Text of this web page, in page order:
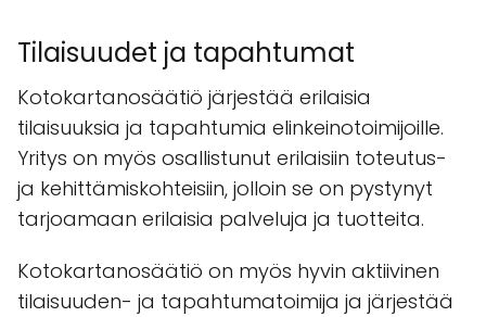
Tilaisuudet ja tapahtumat
Kotokartanosäätiö järjestää erilaisia
tilaisuuksia ja tapahtumia elinkeinotoimijoille.
Yritys on myös osallistunut erilaisiin toteutus-
ja kehittämiskohteisiin, jolloin se on pystynyt
tarjoamaan erilaisia palveluja ja tuotteita.
Kotokartanosäätiö on myös hyvin aktiivinen
tilaisuuden- ja tapahtumatoimija ja järjestää